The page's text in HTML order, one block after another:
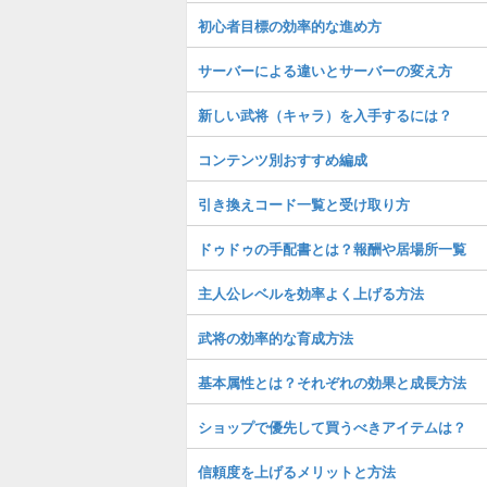
初心者目標の効率的な進め方
サーバーによる違いとサーバーの変え方
新しい武将（キャラ）を入手するには？
コンテンツ別おすすめ編成
引き換えコード一覧と受け取り方
ドゥドゥの手配書とは？報酬や居場所一覧
主人公レベルを効率よく上げる方法
武将の効率的な育成方法
基本属性とは？それぞれの効果と成長方法
ショップで優先して買うべきアイテムは？
信頼度を上げるメリットと方法